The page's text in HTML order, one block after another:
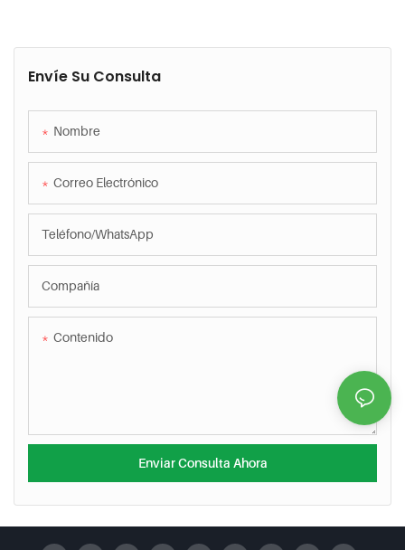
Envíe Su Consulta
Nombre
Correo Electrónico
Teléfono/WhatsApp
Compañía
Contenido
Enviar Consulta Ahora